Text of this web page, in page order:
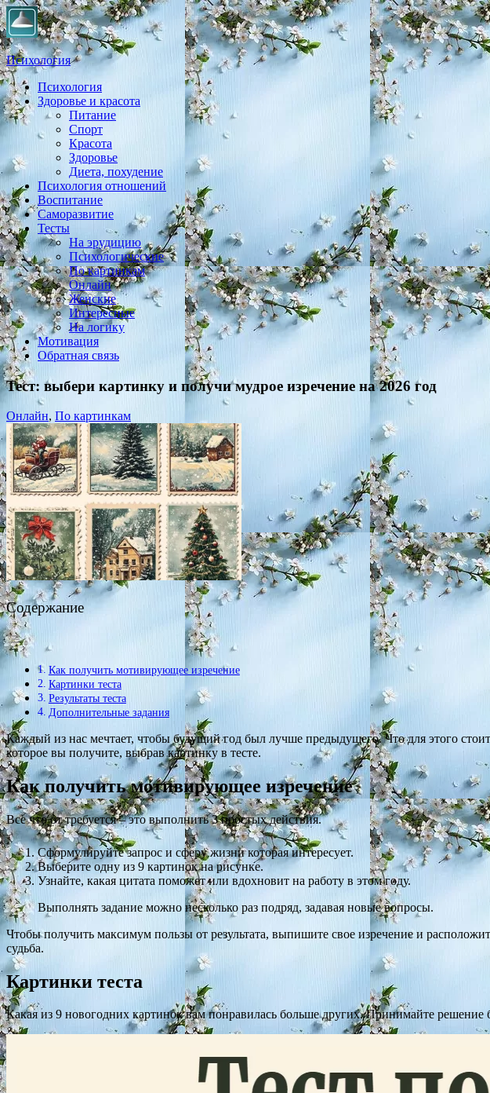
Психология
Практическая психология, личностный рост, экология, здоровье, воспитание,
Психология
Здоровье и красота
Питание
Спорт
Красота
Здоровье
Диета, похудение
Психология отношений
Воспитание
Саморазвитие
Тесты
На эрудицию
Психологические
По картинкам
Онлайн
Женские
Интересные
На логику
Мотивация
Обратная связь
Тест: выбери картинку и получи мудрое изречение на 2026 год
Онлайн, По картинкам
Содержание
Как получить мотивирующее изречение
Картинки теста
Результаты теста
Дополнительные задания
Каждый из нас мечтает, чтобы будущий год был лучше предыдущего. Что для этого
которое вы получите, выбрав картинку в тесте.
Как получить мотивирующее изречение
Все что от требуется – это выполнить 3 простых действия.
Сформулируйте запрос и сферу жизни которая интересует.
Выберите одну из 9 картинок на рисунке.
Узнайте, какая цитата поможет или вдохновит на работу в этом году.
Выполнять задание можно несколько раз подряд, задавая новые вопросы.
Чтобы получить максимум пользы от результата, выпишите свое изречение и
судьба.
Картинки теста
Какая из 9 новогодних картинок вам понравилась больше других. Принимайте